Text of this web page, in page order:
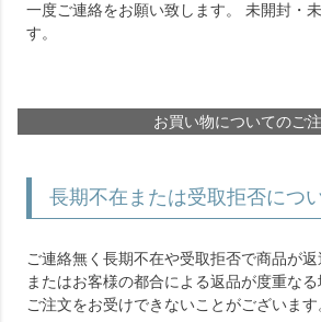
一度ご連絡をお願い致します。 未開封・
す。
お買い物についてのご
長期不在または受取拒否につ
ご連絡無く長期不在や受取拒否で商品が返
またはお客様の都合による返品が度重な
ご注文をお受けできないことがございます